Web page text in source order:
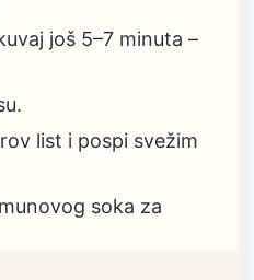
još 5–7 minuta –
list i pospi svežim
soka za